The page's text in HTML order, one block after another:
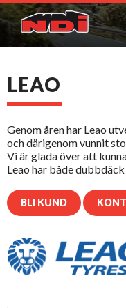
LEAO
Genom åren har Leao
och därigenom vunnit
Vi är glada över att
Leao har både
BLI KUND